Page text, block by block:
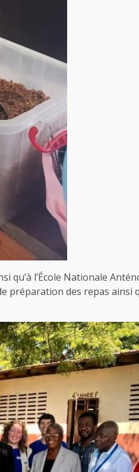
l’École Nationale
préparation des repas ainsi